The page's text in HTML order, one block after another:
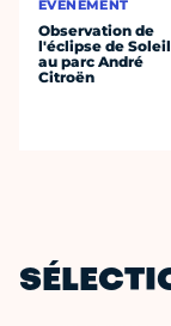
ÉVÈNEMENT
Observation de
l'éclipse de Soleil
au parc André
Citroën